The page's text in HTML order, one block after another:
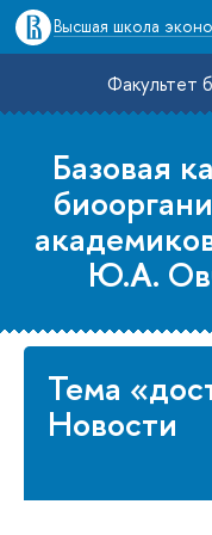
Высшая школа
Факультет
Базовая
Ю.А.
Тема
Новости